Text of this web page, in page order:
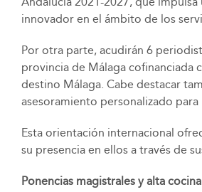
innovador en el ámbito de los
Por otra parte, acudirán 6
provincia de Málaga cofinanciada
destino Málaga. Cabe destacar
asesoramiento personalizado
Esta orientación internacional
su presencia en ellos a través de
Ponencias magistrales y alta cocina